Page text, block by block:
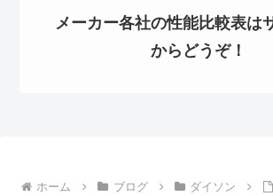
メーカー各社の性能比較表は
からどうぞ！
ホーム ブログ ダイソン